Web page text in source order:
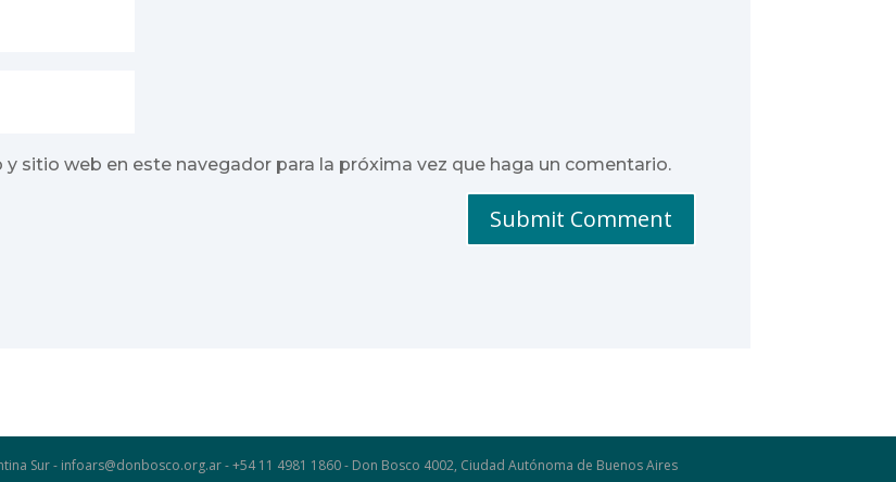
sitio web en este navegador para la próxima vez que haga un comentario.
Submit Comment
Sur - infoars@donbosco.org.ar - +54 11 4981 1860 - Don Bosco 4002, Ciudad Autónoma de Buenos Aires